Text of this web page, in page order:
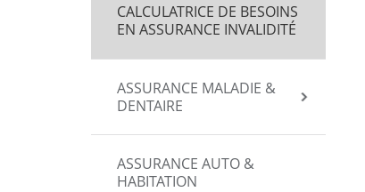
CALCULATRICE DE BESOINS
EN ASSURANCE INVALIDITÉ
ASSURANCE MALADIE &
DENTAIRE
ASSURANCE AUTO &
HABITATION